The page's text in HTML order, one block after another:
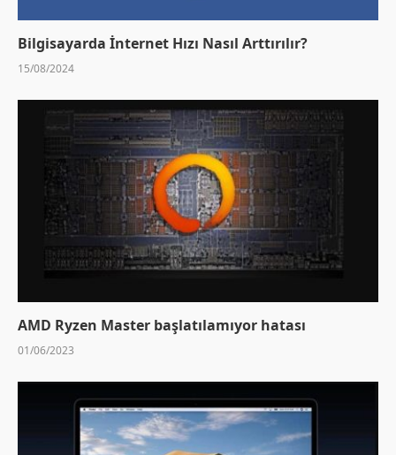
Bilgisayarda İnternet Hızı Nasıl Arttırılır?
15/08/2024
AMD Ryzen Master başlatılamıyor hatası
01/06/2023